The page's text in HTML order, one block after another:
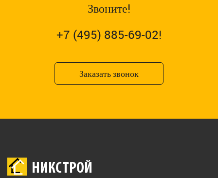
Звоните!
+7 (495) 885-69-02!
Заказать звонок
НИКСТРОЙ